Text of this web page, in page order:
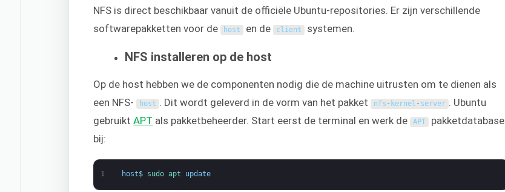
NFS is direct beschikbaar vanuit de officiële Ubuntu-repositories. Er zijn verschillende
softwarepakketten voor de host en de client systemen.
NFS installeren op de host
Op de host hebben we de componenten nodig die de machine uitrusten om te dienen als
een NFS- host . Dit wordt geleverd in de vorm van het pakket nfs - kernel - server . Ubuntu
gebruiktAPT als pakketbeheerder. Start eerst de terminal en werk de APT pakketdatabase
bij:
1 host$ sudo apt update